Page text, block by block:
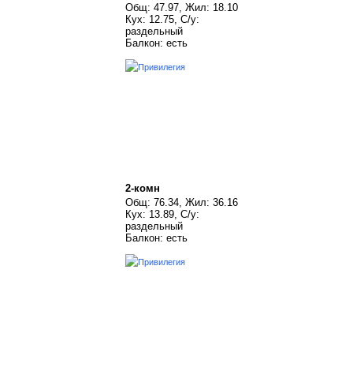
Общ: 47.97, Жил: 18.10
Кух: 12.75, С/у:
раздельный
Балкон: есть
2-комн
Общ: 76.34, Жил: 36.16
Кух: 13.89, С/у:
раздельный
Балкон: есть